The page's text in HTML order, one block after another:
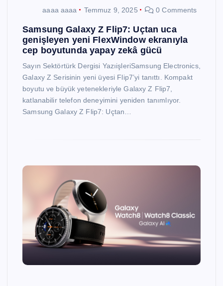
aaaa aaaa Temmuz 9, 2025 0 Comments
Samsung Galaxy Z Flip7: Uçtan uca
genişleyen yeni FlexWindow ekranıyla
cep boyutunda yapay zekâ gücü
Sayın Sektörtürk Dergisi YazıişleriSamsung Electronics,
Galaxy Z Serisinin yeni üyesi Flip7’yi tanıttı. Kompakt
boyutu ve büyük yetenekleriyle Galaxy Z Flip7,
katlanabilir telefon deneyimini yeniden tanımlıyor.
Samsung Galaxy Z Flip7: Uçtan…